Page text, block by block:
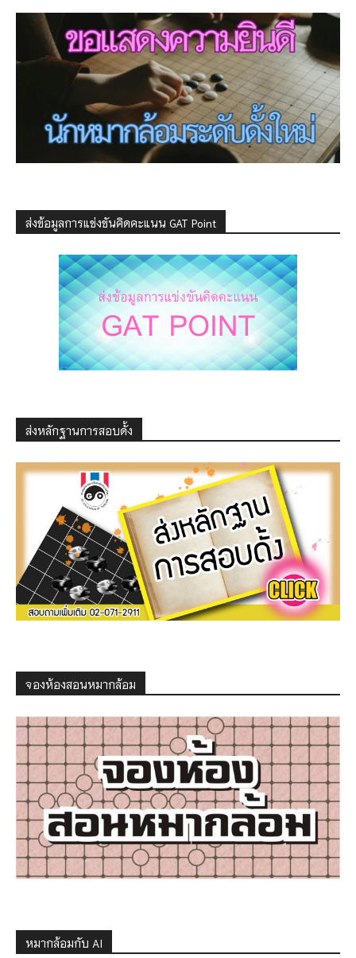
ส่งข้อมูลการแข่งขันคิดคะแนน GAT Point
ส่งหลักฐานการสอบดั้ง
จองห้องสอนหมากล้อม
หมากล้อมกับ AI